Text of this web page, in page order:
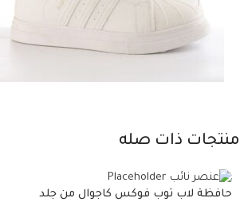
منتجات ذات صله
حافظة لاب توب فوكس كاجوال من جلد